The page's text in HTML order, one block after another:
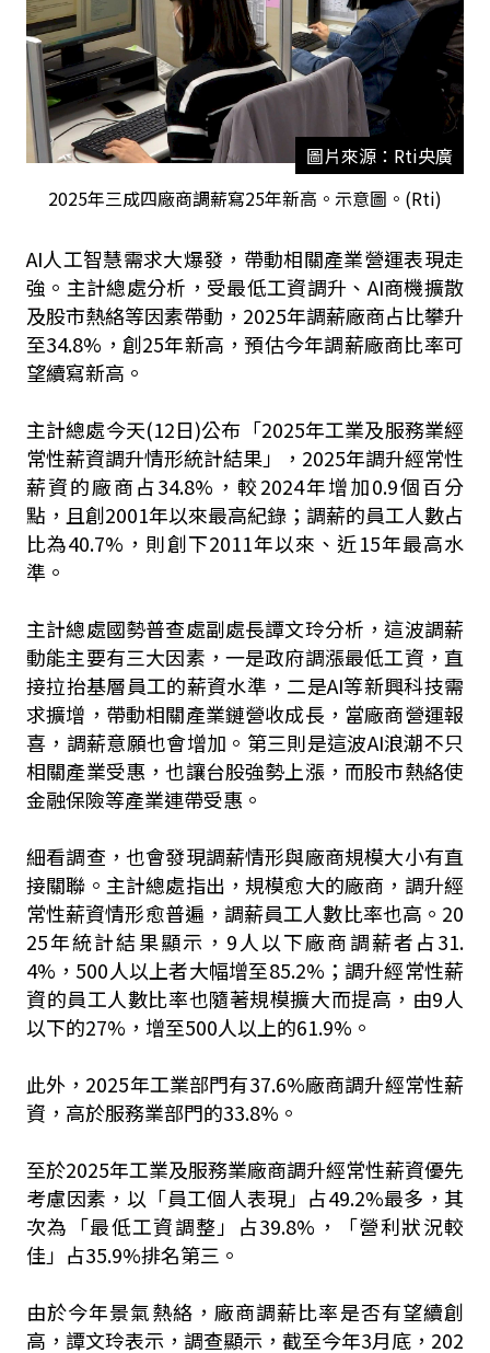
圖片來源：Rti央廣
2025年三成四廠商調薪寫25年新高。示意圖。(Rti)
AI人工智慧需求大爆發，帶動相關產業營運表現走
強。主計總處分析，受最低工資調升、AI商機擴散
及股市熱絡等因素帶動，2025年調薪廠商占比攀升
至34.8%，創25年新高，預估今年調薪廠商比率可
望續寫新高。
主計總處今天(12日)公布「2025年工業及服務業經
常性薪資調升情形統計結果」，2025年調升經常性
薪資的廠商占34.8%，較2024年增加0.9個百分
點，且創2001年以來最高紀錄；調薪的員工人數占
比為40.7%，則創下2011年以來、近15年最高水
準。
主計總處國勢普查處副處長譚文玲分析，這波調薪
動能主要有三大因素，一是政府調漲最低工資，直
接拉抬基層員工的薪資水準，二是AI等新興科技需
求擴增，帶動相關產業鏈營收成長，當廠商營運報
喜，調薪意願也會增加。 第三則是這波AI浪潮不只
相關產業受惠，也讓台股強勢上漲，而股市熱絡使
金融保險等產業連帶受惠。
細看調查，也會發現調薪情形與廠商規模大小有直
接關聯。 主計總處指出，規模愈大的廠商，調升經
常性薪資情形愈普遍，調薪員工人數比率也高。20
25年統計結果顯示，9人以下廠商調薪者占31.
4%，500人以上者大幅增至85.2%；調升經常性薪
資的員工人數比率也隨著規模擴大而提高，由9人
以下的27%，增至500人以上的61.9%。
此外，2025年工業部門有37.6%廠商調升經常性薪
資，高於服務業部門的33.8%。
至於2025年工業及服務業廠商調升經常性薪資優先
考慮因素，以「員工個人表現」占49.2%最多，其
次為「最低工資調整」占39.8%，「營利狀況較
佳」占35.9%排名第三。
由於今年景氣熱絡，廠商調薪比率是否有望續創
高，譚文玲表示，調查顯示，截至今年3月底，202